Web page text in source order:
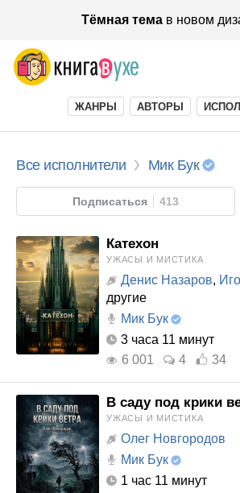
Тёмная темав новом
ЖАНРЫ АВТОРЫ
Все исполнители Мик Бук
Подписаться 413
Катехон
УЖАСЫ И МИСТИКА
Денис Назаров,
другие
Мик Бук
3 часа 11 минут
6 001
4 34
В саду под крики
УЖАСЫ И МИСТИКА
Олег Новгородов
Мик Бук
1 час 11 минут